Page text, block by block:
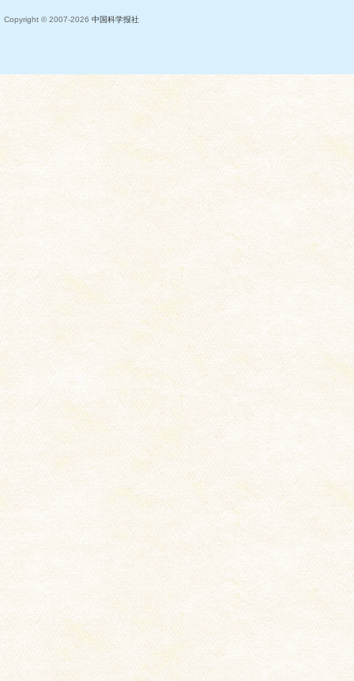
Copyright © 2007-2026 中国科学报社